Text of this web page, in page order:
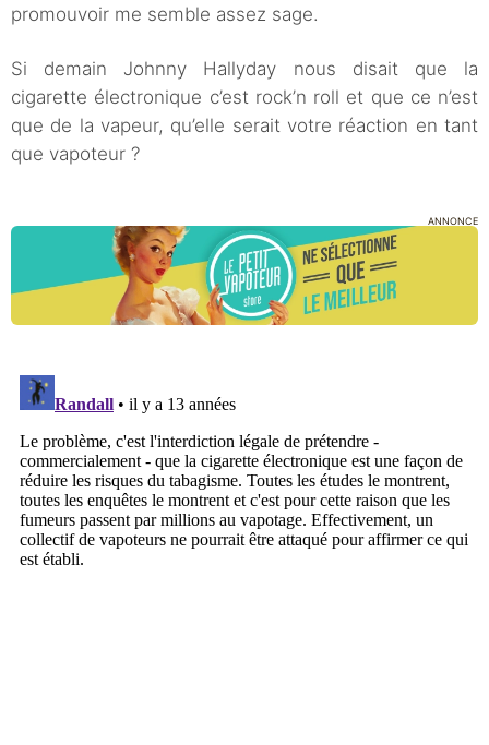
promouvoir me semble assez sage.
Si demain Johnny Hallyday nous disait que la
cigarette électronique c’est rock’n roll et que ce n’est
que de la vapeur, qu’elle serait votre réaction en tant
que vapoteur ?
ANNONCE